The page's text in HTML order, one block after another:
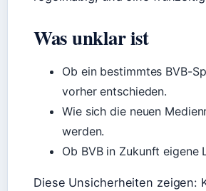
Was unklar ist
Ob ein bestimmtes BVB-
vorher entschieden.
Wie sich die neuen
werden.
Ob BVB in Zukunft eigene
Diese Unsicherheiten zeigen: